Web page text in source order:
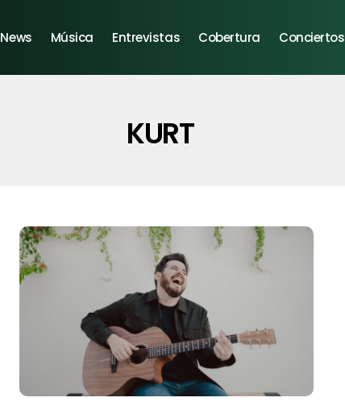
News Música Entrevistas Cobertura Conciertos
KURT